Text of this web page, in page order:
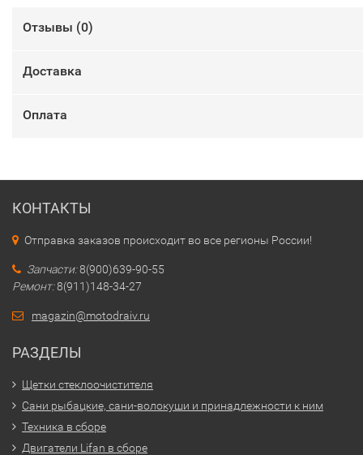
Отзывы (0)
Доставка
Оплата
КОНТАКТЫ
Отправка заказов происходит во все регионы России!
Запчасти:8(900)639-90-55
Ремонт:8(911)148-34-27
magazin@motodraiv.ru
РАЗДЕЛЫ
Щетки стеклоочистителя
Сани рыбацкие, сани-волокуши и принадлежности к ним
Техника в сборе
Двигатели Lifan в сборе